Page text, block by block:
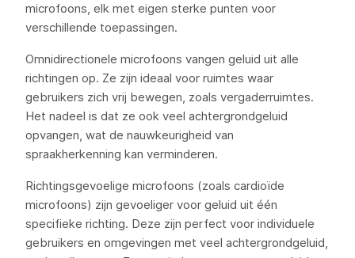
microfoons, elk met eigen sterke punten voor
verschillende toepassingen.
Omnidirectionele microfoons vangen geluid uit alle
richtingen op. Ze zijn ideaal voor ruimtes waar
gebruikers zich vrij bewegen, zoals vergaderruimtes.
Het nadeel is dat ze ook veel achtergrondgeluid
opvangen, wat de nauwkeurigheid van
spraakherkenning kan verminderen.
Richtingsgevoelige microfoons (zoals cardioïde
microfoons) zijn gevoeliger voor geluid uit één
specifieke richting. Deze zijn perfect voor individuele
gebruikers en omgevingen met veel achtergrondgeluid,